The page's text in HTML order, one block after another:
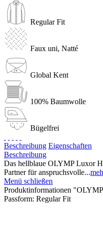
Regular Fit
Faux uni, Natté
Global Kent
100% Baumwolle
Bügelfrei
Beschreibung Eigenschaften
Beschreibung
Das hellblaue OLYMP Luxor
Partner für anspruchsvolle...
Menü schließen
Produktinformationen
Passform: Regular Fit